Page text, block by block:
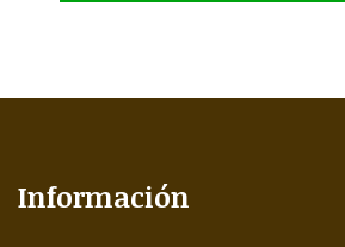
Información